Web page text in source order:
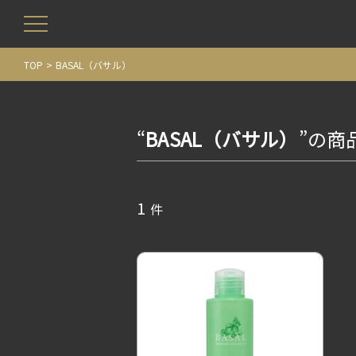
TOP BASAL（バサル）
“BASAL（バサル） ”の商
1 件